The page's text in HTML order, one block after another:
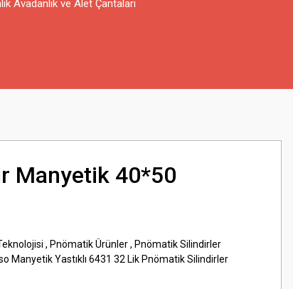
Avadanlık ve Alet Çantaları
Manyetik 40*50
, Pnömatik Ürünler, Pnömatik Silindirler
Manyetik Yastıklı 6431 32 Lik Pnömatik Silindirler